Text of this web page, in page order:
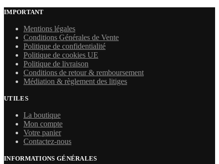
IMPORTANT
Mentions légales
Conditions Générales de Vente
Politique de confidentialité
Politique de cookies UE
Politique de livraison
Conditions de retour & remboursement
Médiation & règlement des litiges
UTILES
La boutique
Mon compte
Votre panier
Contactez-nous
INFORMATIONS GÉNÉRALES